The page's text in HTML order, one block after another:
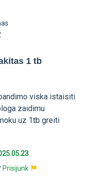
1 tb
viska istaisiti
zaidimu
uz 1tb greiti
Prisijunk